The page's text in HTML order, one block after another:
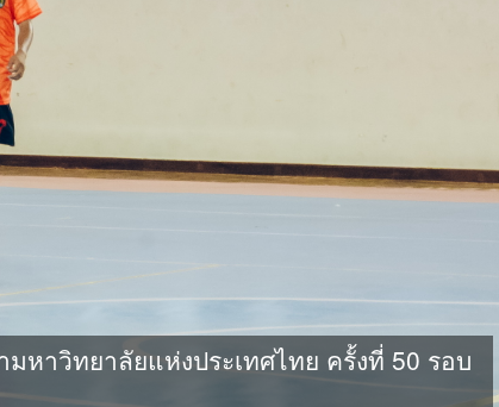
าวิทยาลัยแห่งประเทศไทย ครั้งที่ 50 รอบ